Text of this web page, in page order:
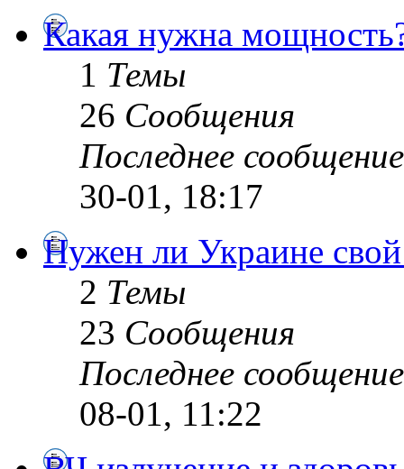
Какая нужна
1 Темы
26 Сообщения
Последнее сообщение
30-01, 18:17
Нужен ли Украине
2 Темы
23 Сообщения
Последнее сообщение
08-01, 11:22